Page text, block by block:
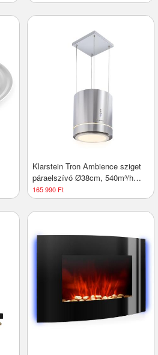
Klarstein Tron Ambience sziget
páraelszívó Ø38cm, 540m³/h
légáram, LED, rozsdamentes
acél
165 990 Ft